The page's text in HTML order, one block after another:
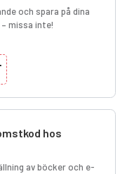
och spara på dina
missa inte!
hos
av böcker och e-